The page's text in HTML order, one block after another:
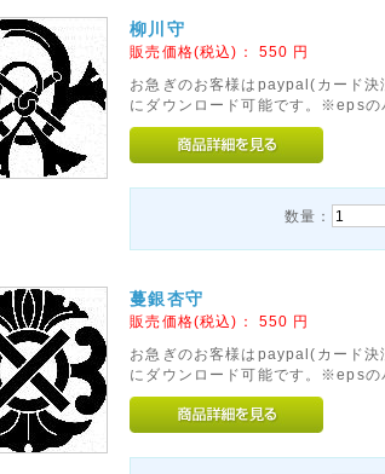
柳川守
販売価格(税込)： 550 円
お急ぎのお客様はpaypal(カード決
にダウンロード可能です。※epsの
数量：
蔓銀杏守
販売価格(税込)： 550 円
お急ぎのお客様はpaypal(カード決
にダウンロード可能です。※epsの